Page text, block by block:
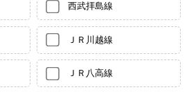
西武拝島線
ＪＲ川越線
ＪＲ八高線